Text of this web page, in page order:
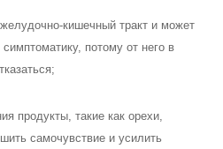
кишечный тракт и может
потому от него в
продукты, такие как орехи,
самочувствие и усилить